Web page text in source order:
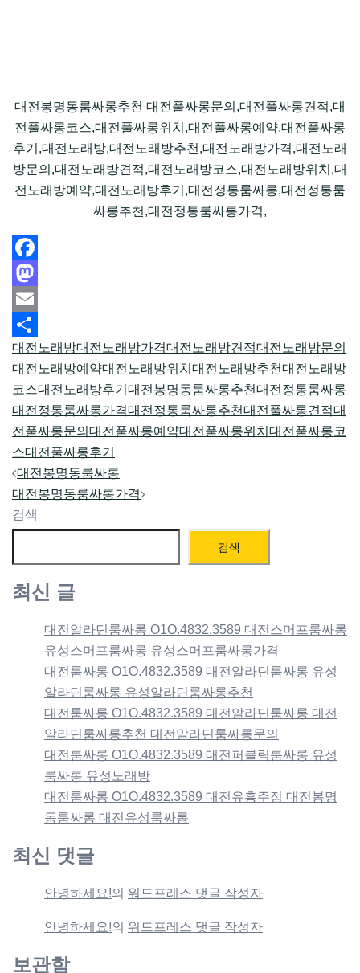
대전봉명동룸싸롱추천 대전풀싸롱문의,대전풀싸롱견적,대
전풀싸롱코스,대전풀싸롱위치,대전풀싸롱예약,대전풀싸롱
후기,대전노래방,대전노래방추천,대전노래방가격,대전노래
방문의,대전노래방견적,대전노래방코스,대전노래방위치,대
전노래방예약,대전노래방후기,대전정통룸싸롱,대전정통룸
싸롱추천,대전정통룸싸롱가격,
Facebook
Mastodon
Email
Share
대전노래방대전노래방가격대전노래방견적대전노래방문의
대전노래방예약대전노래방위치 대전노래방추천대전노래방
코스대전노래방후기 대전봉명동룸싸롱추천대전정통룸싸롱
대전정통룸싸롱가격대전정통룸싸롱추천대전풀싸롱견적대
전풀싸롱문의 대전풀싸롱예약대전풀싸롱위치 대전풀싸롱코
스대전풀싸롱후기
Post
navigation
대전봉명동룸싸롱
대전봉명동룸싸롱가격
검색
검색
최신 글
대전알라딘룸싸롱 O1O.4832.3589 대전스머프룸싸롱
유성스머프룸싸롱 유성스머프룸싸롱가격
대전룸싸롱 O1O.4832.3589 대전알라딘룸싸롱 유성
알라딘룸싸롱 유성알라딘룸싸롱추천
대전룸싸롱 O1O.4832.3589 대전알라딘룸싸롱 대전
알라딘룸싸롱추천 대전알라딘룸싸롱문의
대전룸싸롱 O1O.4832.3589 대전퍼블릭룸싸롱 유성
룸싸롱 유성노래방
대전룸싸롱 O1O.4832.3589 대전유흥주점 대전봉명
동룸싸롱 대전유성룸싸롱
최신 댓글
안녕하세요!의 워드프레스 댓글 작성자
안녕하세요!의 워드프레스 댓글 작성자
보관함